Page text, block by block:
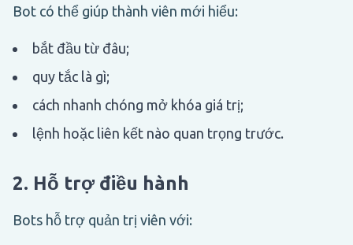
Bot có thể giúp thành viên mới hiểu:
bắt đầu từ đâu;
quy tắc là gì;
cách nhanh chóng mở khóa giá trị;
lệnh hoặc liên kết nào quan trọng trước.
2. Hỗ trợ điều hành
Bots hỗ trợ quản trị viên với: